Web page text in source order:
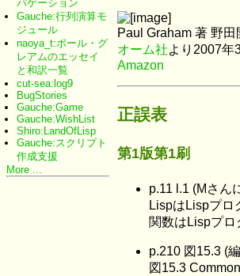
Paul Graham 著 野田
オーム社より2007年
Amazon
正誤表
第1版第1刷
p.11 l.1 (Mさん
LispはLispプロ
関数はLispプロ
p.210 図15.3 (
図15.3
パゲーション
Gauche:行列演算モ
ジュール
naoya_t:ポール・グ
レアムのエッセイ
と和訳一覧
cut-sea:log9
BugStories
Gauche:Game
Gauche:WishList
Shiro:LandOfLisp
Gauche:スクリプト
作成支援
More ...